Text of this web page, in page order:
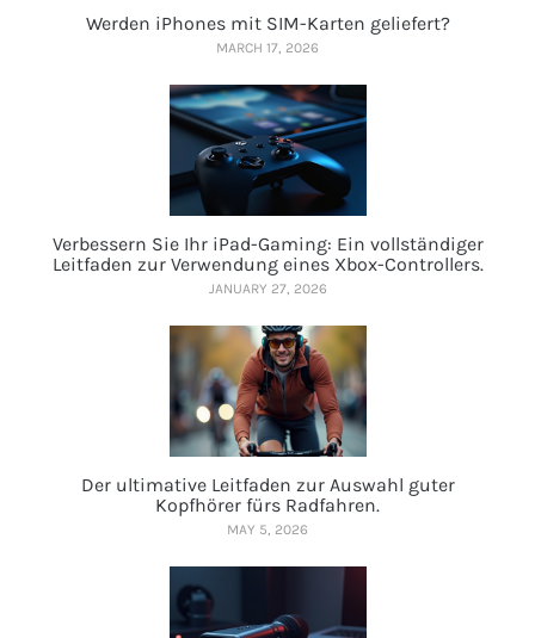
Werden iPhones mit SIM-Karten geliefert?
MARCH 17, 2026
Verbessern Sie Ihr iPad-Gaming: Ein vollständiger
Leitfaden zur Verwendung eines Xbox-Controllers.
JANUARY 27, 2026
Der ultimative Leitfaden zur Auswahl guter
Kopfhörer fürs Radfahren.
MAY 5, 2026